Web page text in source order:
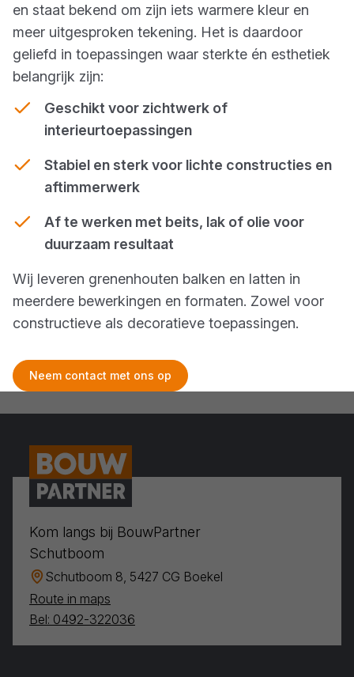
en staat bekend om zijn iets warmere kleur en
meer uitgesproken tekening. Het is daardoor
geliefd in toepassingen waar sterkte én esthetiek
belangrijk zijn:
Geschikt voor zichtwerk of
interieurtoepassingen
Stabiel en sterk voor lichte constructies en
aftimmerwerk
Af te werken met beits, lak of olie voor
duurzaam resultaat
Wij leveren grenenhouten balken en latten in
meerdere bewerkingen en formaten. Zowel voor
constructieve als decoratieve toepassingen.
Neem contact met ons op
Kom langs bij BouwPartner
Schutboom
Schutboom 8, 5427 CG Boekel
Route in maps
Bel: 0492-322036